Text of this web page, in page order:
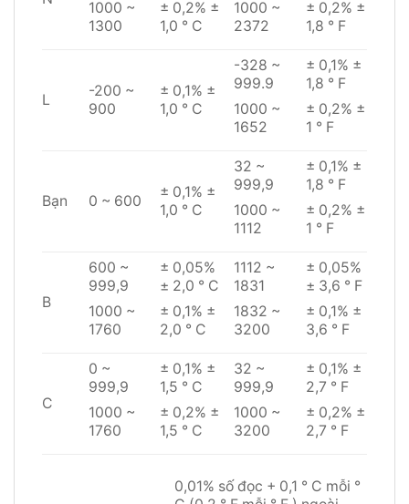
1000 ~
1300
± 0,2% ±
1,0 ° C
1000 ~
2372
± 0,2% ±
1,8 ° F
L
-200 ~
900
± 0,1% ±
1,0 ° C
-328 ~
999.9
1000 ~
1652
± 0,1% ±
1,8 ° F
± 0,2% ±
1 ° F
Bạn 0 ~ 600
± 0,1% ±
1,0 ° C
32 ~
999,9
1000 ~
1112
± 0,1% ±
1,8 ° F
± 0,2% ±
1 ° F
B
600 ~
999,9
1000 ~
1760
± 0,05%
± 2,0 ° C
± 0,1% ±
2,0 ° C
1112 ~
1831
1832 ~
3200
± 0,05%
± 3,6 ° F
± 0,1% ±
3,6 ° F
C
0 ~
999,9
1000 ~
1760
± 0,1% ±
1,5 ° C
± 0,2% ±
1,5 ° C
32 ~
999,9
1000 ~
3200
± 0,1% ±
2,7 ° F
± 0,2% ±
2,7 ° F
0,01% số đọc + 0,1 ° C mỗi °